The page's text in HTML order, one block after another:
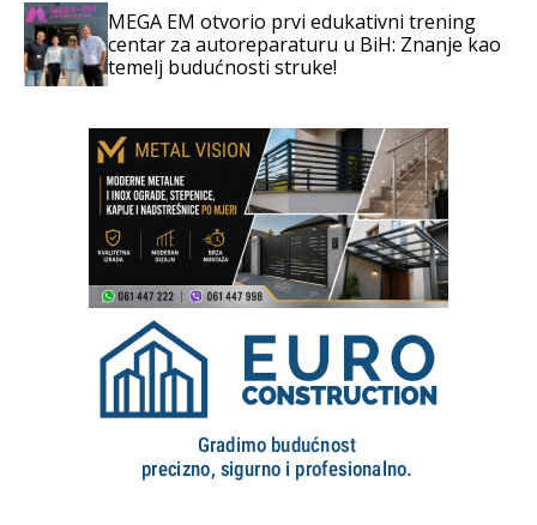
MEGA EM otvorio prvi edukativni trening
centar za autoreparaturu u BiH: Znanje kao
temelj budućnosti struke!